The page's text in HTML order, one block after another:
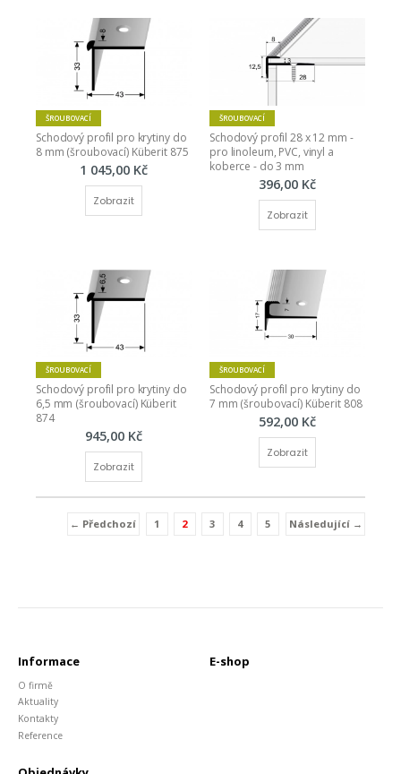
ŠROUBOVACÍ
Schodový profil pro krytiny do
8 mm (šroubovací) Küberit 875
1 045,00 Kč
Zobrazit
ŠROUBOVACÍ
Schodový profil 28 x 12 mm -
pro linoleum, PVC, vinyl a
koberce - do 3 mm
396,00 Kč
Zobrazit
ŠROUBOVACÍ
Schodový profil pro krytiny do
6,5 mm (šroubovací) Küberit
874
945,00 Kč
Zobrazit
ŠROUBOVACÍ
Schodový profil pro krytiny do
7 mm (šroubovací) Küberit 808
592,00 Kč
Zobrazit
← Předchozí 1 2(current)
3 4 5 Následující →
Informace
O firmě
Aktuality
Kontakty
Reference
E-shop